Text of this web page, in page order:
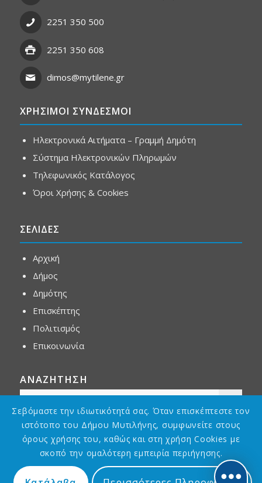
2251 350 500
2251 350 608
dimos@mytilene.gr
ΧΡΗΣΙΜΟΙ ΣΥΝΔΕΣΜΟΙ
Ηλεκτρονικά Αιτήματα – Γραμμή Δημότη
Σύστημα Ηλεκτρονικών Πληρωμών
Τηλεφωνικός Κατάλογος
Όροι Χρήσης & Cookies
ΣΕΛΙΔΕΣ
Αρχική
Δήμος
Δημότης
Επισκέπτης
Πολιτισμός
Επικοινωνία
ΑΝΑΖΗΤΗΣΗ
Σεβόμαστε την ιδιωτικότητά σας. Όταν επισκέπτεστε τον
ιστότοπο του Δήμου Μυτιλήνης, συμφωνείτε στους
όρους χρήσης του, καθώς και στη χρήση Cookies με
σκοπό την ομαλότερη εμπειρία περιήγησης.